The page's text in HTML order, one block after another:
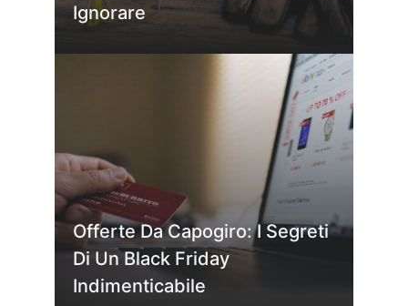
Ignorare
Offerte Da Capogiro: I Segreti
Di Un Black Friday
Indimenticabile